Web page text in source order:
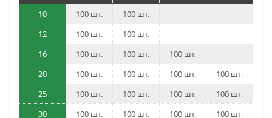
10
100 шт.
100 шт.
12
100 шт.
100 шт.
16
100 шт. 100 шт.
100 шт.
20
100 шт. 100 шт. 100 шт.
100 шт.
25
100 шт. 100 шт. 100 шт.
100 шт.
30
100 шт. 100 шт. 100 шт.
100 шт.